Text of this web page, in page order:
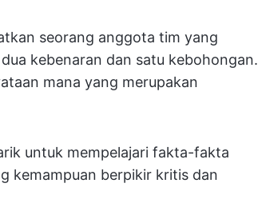
seorang anggota tim yang
kebenaran dan satu kebohongan.
mana yang merupakan
untuk mempelajari fakta-fakta
kemampuan berpikir kritis dan